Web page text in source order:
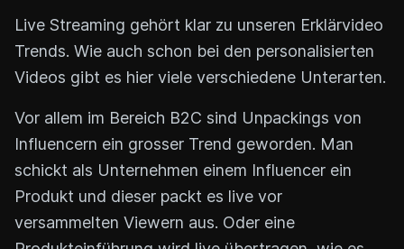
Live Streaming gehört klar zu unseren Erklärvideo
Trends. Wie auch schon bei den personalisierten
Videos gibt es hier viele verschiedene Unterarten.
Vor allem im Bereich B2C sind Unpackings von
Influencern ein grosser Trend geworden. Man
schickt als Unternehmen einem Influencer ein
Produkt und dieser packt es live vor
versammelten Viewern aus. Oder eine